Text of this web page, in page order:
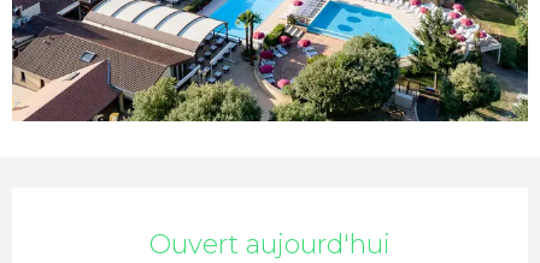
Ouverture et coordonnées
Ouvert aujourd'hui